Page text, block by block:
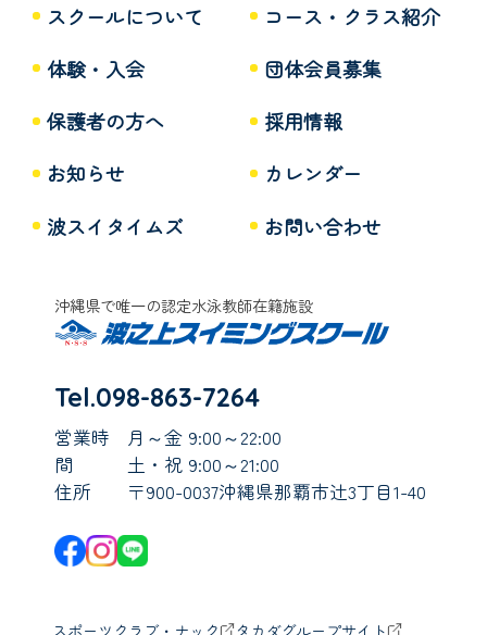
スクールについて
コース・クラス紹介
体験・入会
団体会員募集
保護者の方へ
採用情報
お知らせ
カレンダー
波スイタイムズ
お問い合わせ
沖縄県で唯一の認定水泳教師在籍施設
Tel.098-863-7264
営業時
間
月～金 9:00～22:00
土・祝 9:00～21:00
住所
〒900-0037沖縄県那覇市辻3丁目1-40
スポーツクラブ・ナック タカダグループサイト